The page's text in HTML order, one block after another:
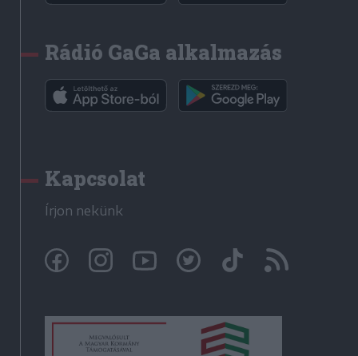
Rádió GaGa alkalmazás
Kapcsolat
Írjon nekünk